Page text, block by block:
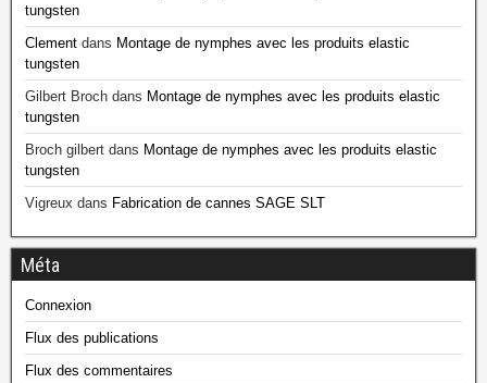
tungsten
Clement dans Montage de nymphes avec les produits elastic
tungsten
Gilbert Broch dans Montage de nymphes avec les produits elastic
tungsten
Broch gilbert dans Montage de nymphes avec les produits elastic
tungsten
Vigreux dans Fabrication de cannes SAGE SLT
Méta
Connexion
Flux des publications
Flux des commentaires